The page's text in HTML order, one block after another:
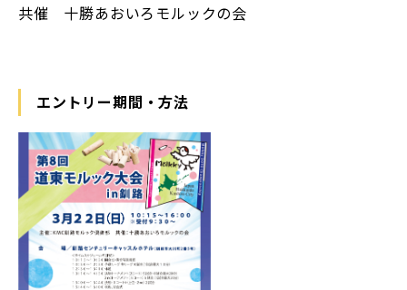
共催 十勝あおいろモルックの会
エントリー期間・方法